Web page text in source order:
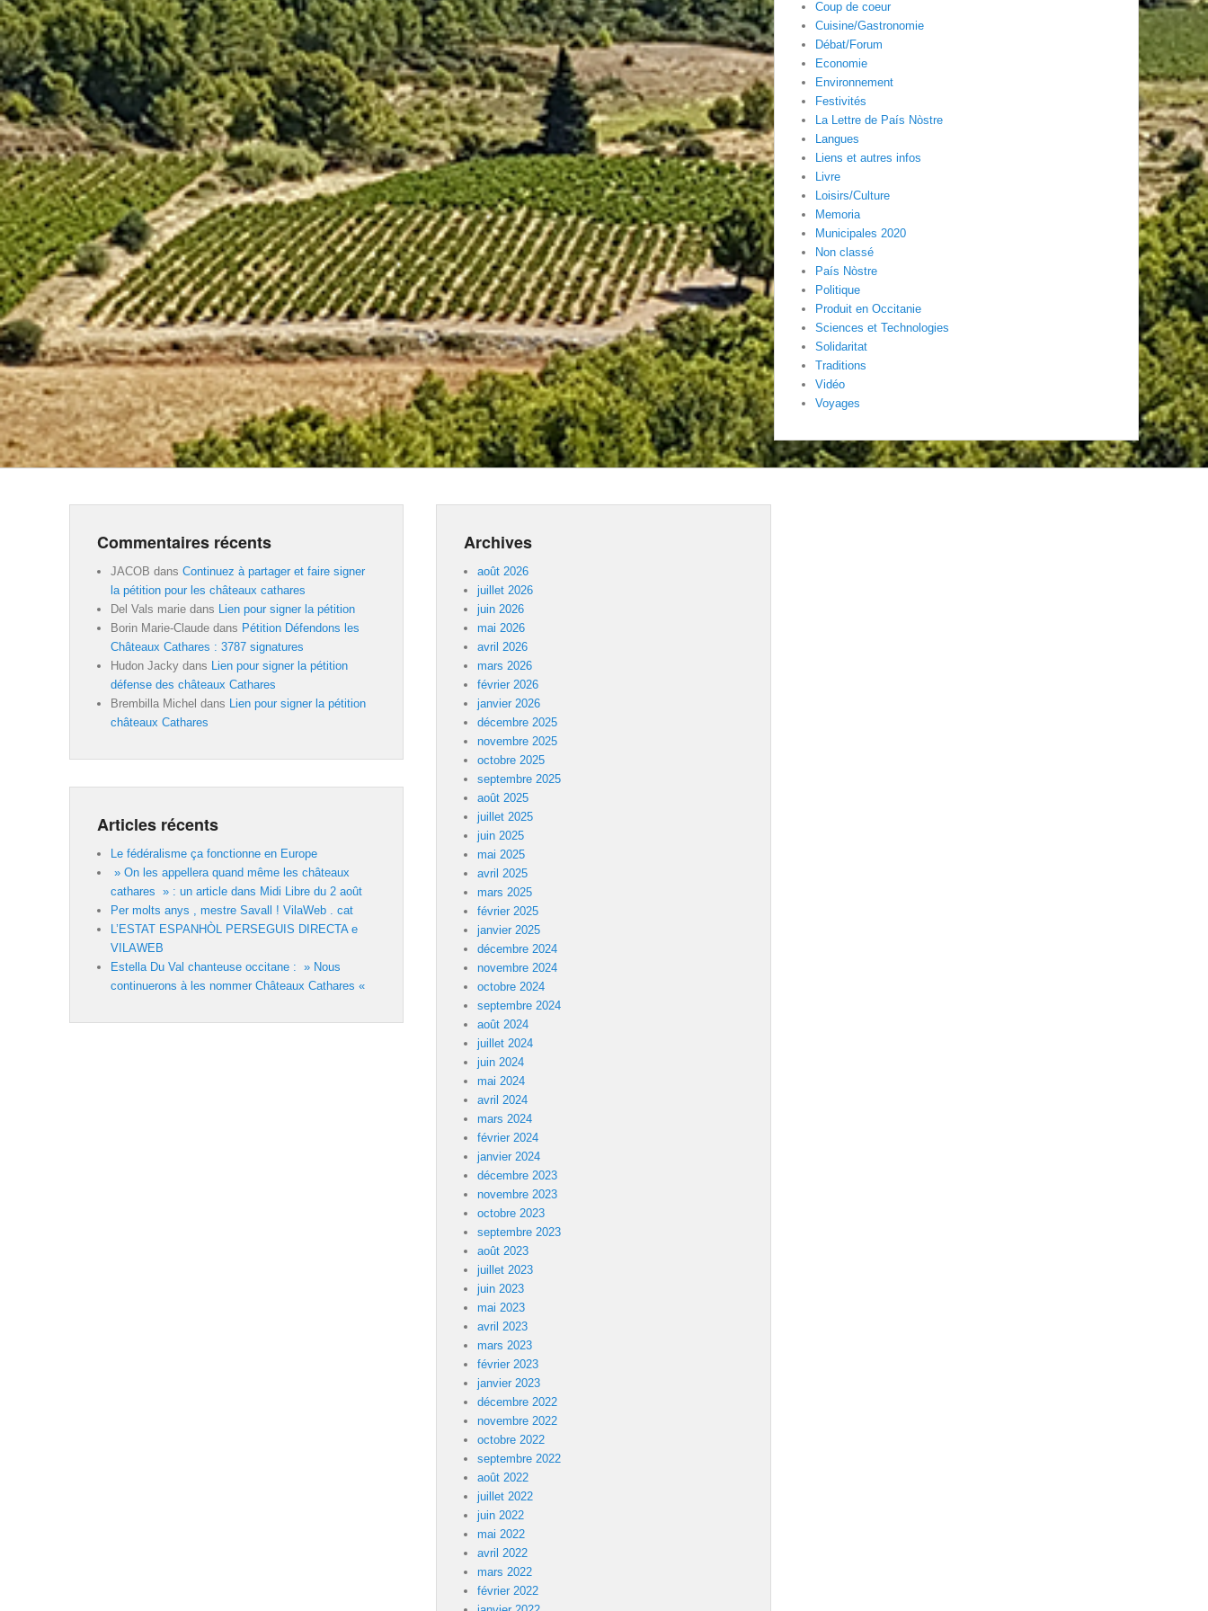
Coup de coeur
Cuisine/Gastronomie
Débat/Forum
Economie
Environnement
Festivités
La Lettre de País Nòstre
Langues
Liens et autres infos
Livre
Loisirs/Culture
Memoria
Municipales 2020
Non classé
País Nòstre
Politique
Produit en Occitanie
Sciences et Technologies
Solidaritat
Traditions
Vidéo
Voyages
Commentaires récents
JACOB dans Continuez à partager et faire signer
la pétition pour les châteaux cathares
Del Vals marie dans
Lien pour signer la pétition
Borin Marie-Claude dans Pétition Défendons les
Châteaux Cathares : 3787 signatures
Hudon Jacky dans
Lien pour signer la pétition
défense des châteaux Cathares
Brembilla Michel dans
Lien pour signer la pétition
châteaux Cathares
Articles récents
Le fédéralisme ça fonctionne en Europe
» On les appellera quand même les châteaux
cathares » : un article dans Midi Libre du 2 août
Per molts anys , mestre Savall ! VilaWeb . cat
L’ESTAT ESPANHÒL PERSEGUIS DIRECTA e
VILAWEB
Estella Du Val chanteuse occitane : » Nous
continuerons à les nommer Châteaux Cathares «
Archives
août 2026
juillet 2026
juin 2026
mai 2026
avril 2026
mars 2026
février 2026
janvier 2026
décembre 2025
novembre 2025
octobre 2025
septembre 2025
août 2025
juillet 2025
juin 2025
mai 2025
avril 2025
mars 2025
février 2025
janvier 2025
décembre 2024
novembre 2024
octobre 2024
septembre 2024
août 2024
juillet 2024
juin 2024
mai 2024
avril 2024
mars 2024
février 2024
janvier 2024
décembre 2023
novembre 2023
octobre 2023
septembre 2023
août 2023
juillet 2023
juin 2023
mai 2023
avril 2023
mars 2023
février 2023
janvier 2023
décembre 2022
novembre 2022
octobre 2022
septembre 2022
août 2022
juillet 2022
juin 2022
mai 2022
avril 2022
mars 2022
février 2022